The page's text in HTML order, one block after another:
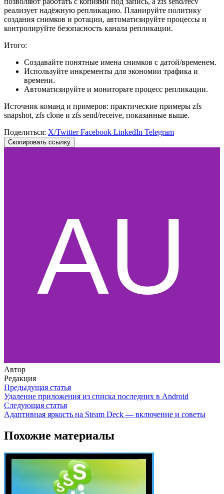
реализует надёжную репликацию. Планируйте политику
создания снимков и ротации, автоматизируйте процессы и
контролируйте безопасность канала репликации.
Итого:
Создавайте понятные имена снимков с датой/временем.
Используйте инкременты для экономии трафика и
времени.
Автоматизируйте и мониторьте процесс репликации.
Источник команд и примеров: практические примеры zfs
snapshot, zfs clone и zfs send/receive, показанные выше.
Поделиться: X/TwitterFacebook LinkedIn Telegram
Скопировать ссылку
Автор
Редакция
Предыдущая статья
Удаление приложения из списка последних в Android
Следующая статья
Адаптивная яркость на Steam Deck — включение и советы
Похожие материалы